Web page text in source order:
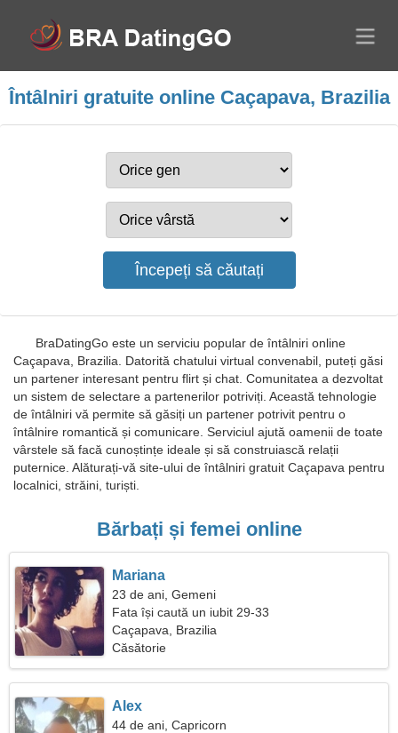
Întâlniri gratuite online Caçapava, Brazilia
BraDatingGo este un serviciu popular de întâlniri online
Caçapava, Brazilia. Datorită chatului virtual convenabil, puteți găsi
un partener interesant pentru flirt și chat. Comunitatea a dezvoltat
un sistem de selectare a partenerilor potriviți. Această tehnologie
de întâlniri vă permite să găsiți un partener potrivit pentru o
întâlnire romantică și comunicare. Serviciul ajută oamenii de toate
vârstele să facă cunoștințe ideale și să construiască relații
puternice. Alăturați-vă site-ului de întâlniri gratuit Caçapava pentru
localnici, străini, turiști.
Bărbați și femei online
Mariana
23 de ani, Gemeni
Fata își caută un iubit 29-33
Caçapava, Brazilia
Căsătorie
Alex
44 de ani, Capricorn